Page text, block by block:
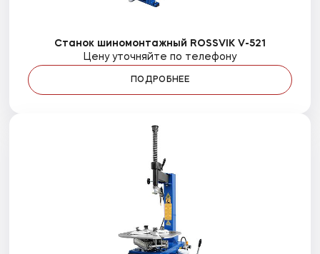
Станок шиномонтажный ROSSVIK V-521
Цену уточняйте по телефону
ПОДРОБНЕЕ